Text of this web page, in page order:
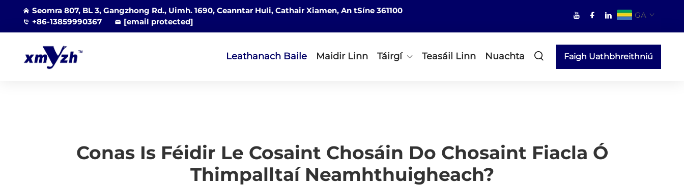
Seomra 807, BL 3, Gangzhong Rd., Uimh. 1690, Ceanntar Huli, Cathair Xiamen, An tSíne 361100
+86-13859990367
[email protected]
GA
Leathanach Baile Maidir Linn Táirgí Teasáil Linn Nuachta Faigh Uathbhreithniú
Conas Is Féidir Le Cosaint Chosáin Do Chosaint Fiacla Ó
Thimpalltaí Neamhthuigheach?